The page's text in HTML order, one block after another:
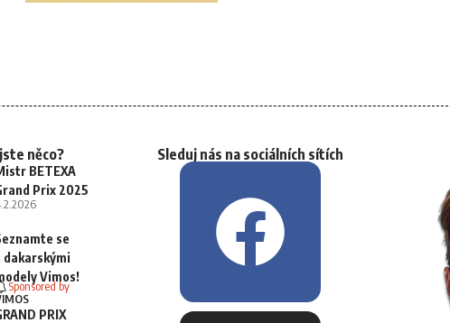
něco?
BETEXA
Prix 2025
se
dakarskými
Vimos!
Sponsored by
PRIX
Sleduj nás na sociálních sítích